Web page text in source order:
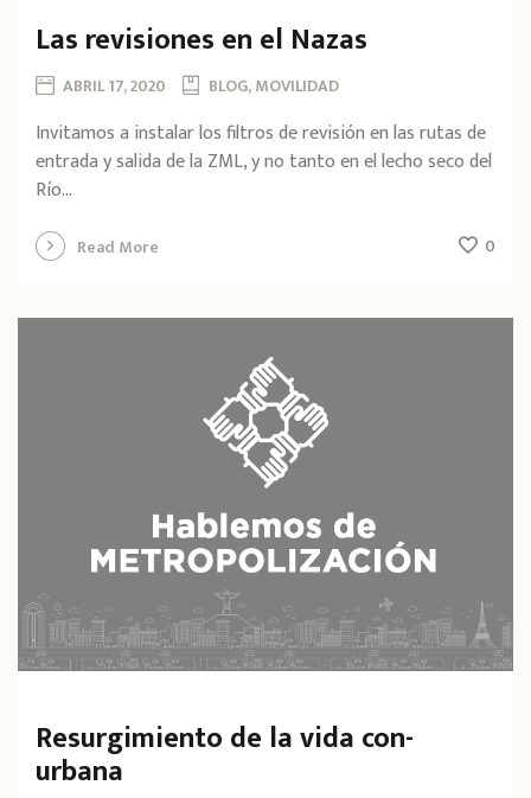
Las revisiones en el Nazas
ABRIL 17, 2020 BLOG, MOVILIDAD
Invitamos a instalar los filtros de revisión en las rutas de
entrada y salida de la ZML, y no tanto en el lecho seco del
Río...
Read More 0
Resurgimiento de la vida con-
urbana